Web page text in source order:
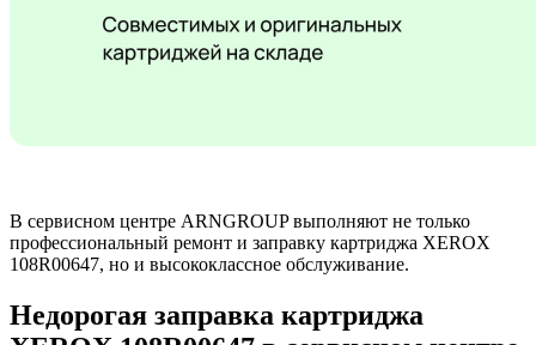
В сервисном центре ARNGROUP выполняют не только
профессиональный ремонт и заправку картриджа XEROX
108R00647, но и высококлассное обслуживание.
Недорогая заправка картриджа